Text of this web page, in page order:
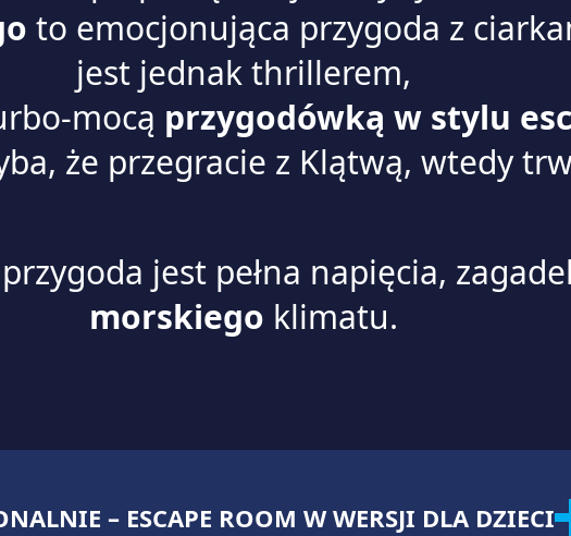
to emocjonująca przygoda z
jest jednak thrillerem,
mocą przygodówką w stylu
że przegracie z Klątwą, wtedy
jest pełna napięcia,
morskiego klimatu.
– ESCAPE ROOM W WERSJI DLA DZIECI